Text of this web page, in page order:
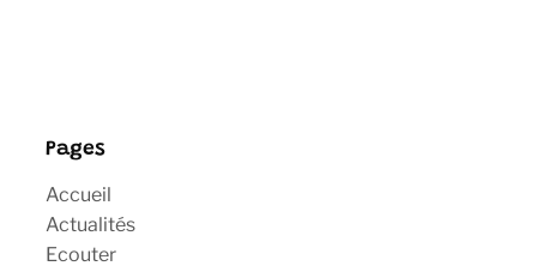
Pages
Accueil
Actualités
Ecouter